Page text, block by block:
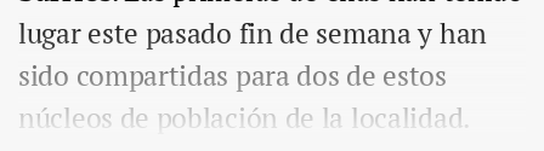
lugar este pasado fin de semana y han
sido compartidas para dos de estos
núcleos de población de la localidad.